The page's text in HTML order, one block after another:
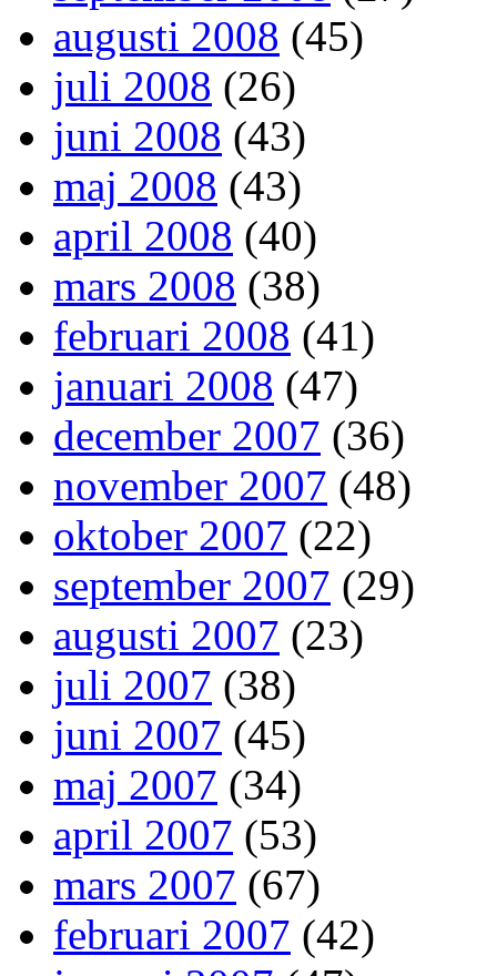
augusti 2008 (45)
juli 2008 (26)
juni 2008 (43)
maj 2008 (43)
april 2008 (40)
mars 2008 (38)
februari 2008 (41)
januari 2008 (47)
december 2007 (36)
november 2007 (48)
oktober 2007 (22)
september 2007 (29)
augusti 2007 (23)
juli 2007 (38)
juni 2007 (45)
maj 2007 (34)
april 2007 (53)
mars 2007 (67)
februari 2007 (42)